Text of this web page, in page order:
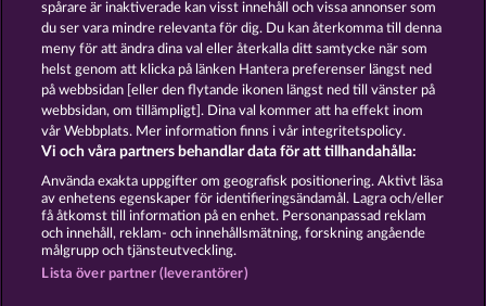
SUPER PIGGY COINS THE GRIFFIN
Användarvillkor Sekretesspolicy Avtryck
Om Företaget FAQ Facebook
Skicka in en begäran om att ångra köpet
spårare är inaktiverade kan visst innehåll och vissa annonser som
du ser vara mindre relevanta för dig. Du kan återkomma till denna
meny för att ändra dina val eller återkalla ditt samtycke när som
helst genom att klicka på länken Hantera preferenser längst ned
på webbsidan [eller den flytande ikonen längst ned till vänster på
webbsidan, om tillämpligt]. Dina val kommer att ha effekt inom
vår Webbplats. Mer information finns i vår integritetspolicy.
Vi och våra partners behandlar data för att tillhandahålla:
Använda exakta uppgifter om geografisk positionering. Aktivt läsa
av enhetens egenskaper för identifieringsändamål. Lagra och/eller
få åtkomst till information på en enhet. Personanpassad reklam
och innehåll, reklam- och innehållsmätning, forskning angående
målgrupp och tjänsteutveckling.
Lista över partner (leverantörer)